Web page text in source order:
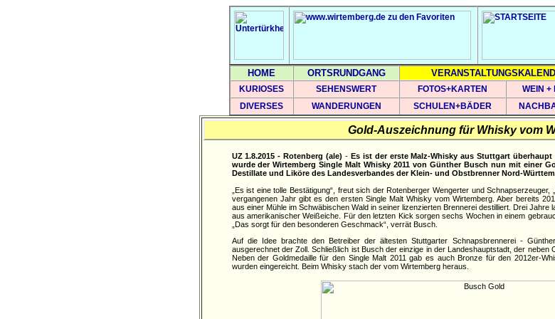
HOME ORTSRUNDGANG
KURIOSES SEHENSWERT FOTOS+KARTEN WEIN +
DIVERSES
WANDERUNGEN SCHULEN+BÄDER
Gold-Auszeichnung für Whisky vom
UZ 1.8.2015 - Rotenberg (ale) - Es ist der erste Malz-Whisky aus Stuttgart
wurde der Wirtemberg Single Malt Whisky 2011 von Günther Busch nun mit einer
Destillate und Liköre des Landesverbandes der Klein- und Obstbrenner Nord-
„Es ist eine tolle Bestätigung“, freut sich der Rotenberger Wengerter und
vergangenen Jahr gibt es den ersten Single Malt Whisky vom Wirtemberg. Aber bereits
aus einer Mühle im Schwäbischen Wald in seiner lizenzierten Brennerei destilliert. Drei Jahre
aus amerikanischer Weißeiche. Für den letzten Kick sorgen sechs Wochen in einem
„Das sorgt für den besonderen Geschmack“, verrät Busch.
Auf die Idee brachte den Betreiber der ältesten Stuttgarter Schnapsbrennerei -
ausgerechnet der Zoll. Schließlich ist Busch der einzige in der Landeshauptstadt, der neben
Neben der Goldmedaille für den Single Malt 2011 gab es auch Bronze für den 2012er-
wurden eingereicht. Beim Whisky stach der vom Wirtemberg heraus.